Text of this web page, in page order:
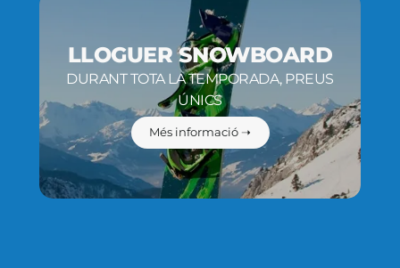
LLOGUER SNOWBOARD
DURANT TOTA LA TEMPORADA, PREUS
ÚNICS
Més informació ➝